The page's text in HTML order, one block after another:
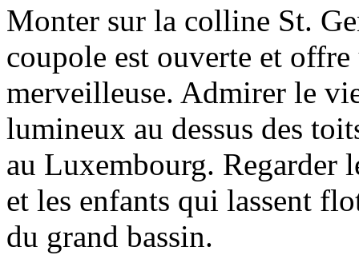
Monter sur la colline St.
coupole est ouverte et
merveilleuse. Admirer le
lumineux au dessus des
au Luxembourg. Regarder
et les enfants qui lassent
du grand bassin.